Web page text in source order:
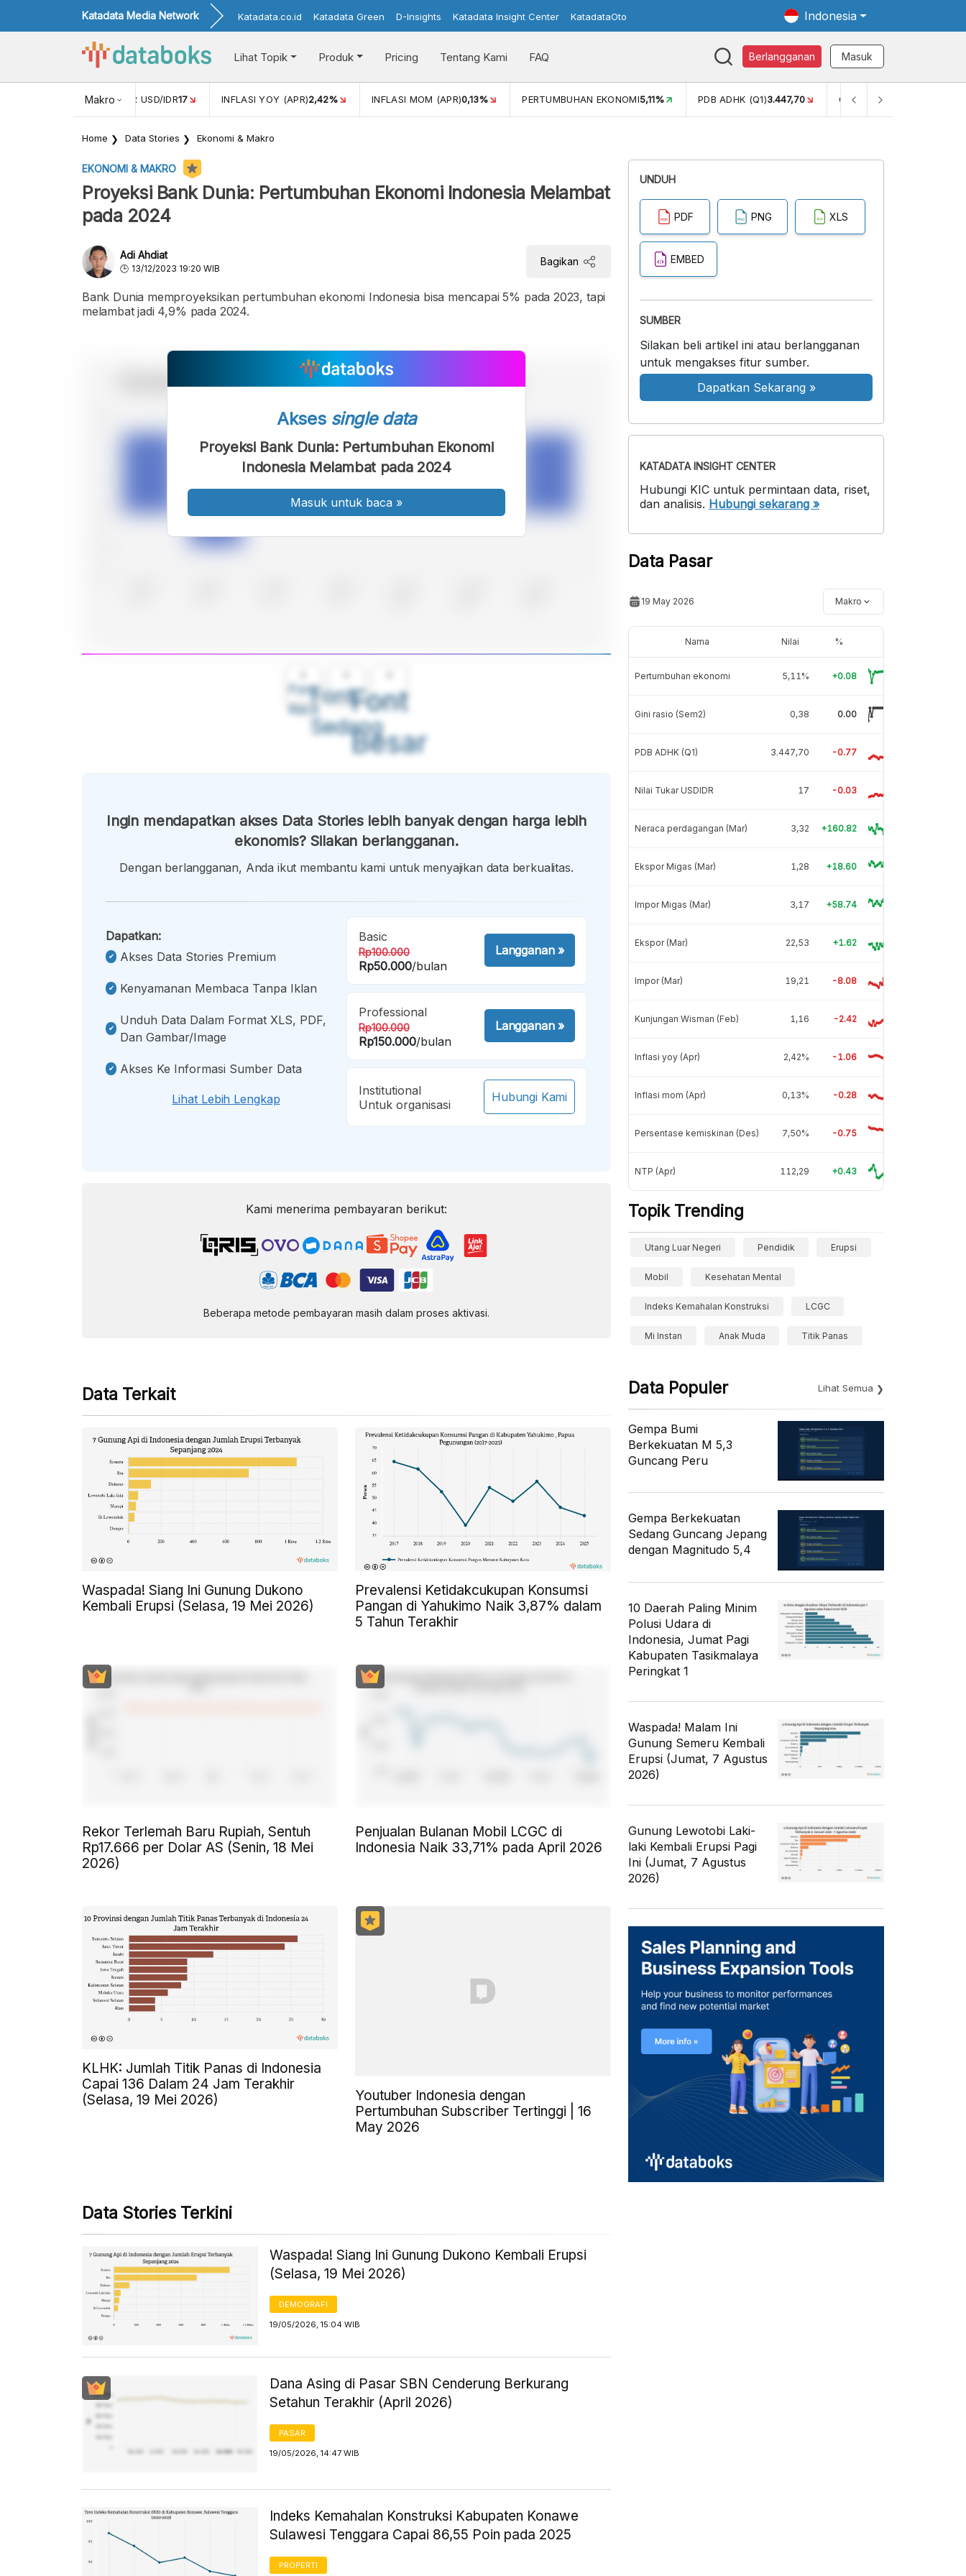
Katadata Media Network Katadata.co.id Katadata Green D-Insights Katadata Insight Center KatadataOto Indonesia
Lihat Topik Produk Pricing Tentang Kami FAQ Berlangganan Masuk
Makro
NILAI TUKAR USD/IDR17 INFLASI YOY (APR)2,42% INFLASI MOM (APR)0,13% PERTUMBUHAN EKONOMI5,11% PDB ADHK (Q1)3.447,70 GINI RASIO (SEM2)
Home Data Stories Ekonomi & Makro
EKONOMI & MAKRO
Proyeksi Bank Dunia: Pertumbuhan Ekonomi Indonesia Melambat
pada 2024
Adi Ahdiat
13/12/2023 19:20 WIB
Bagikan
Bank Dunia memproyeksikan pertumbuhan ekonomi Indonesia bisa mencapai 5% pada 2023, tapi
melambat jadi 4,9% pada 2024.
Font
Kecil
Font
Sedang
Font
Besar
Akses single data
Proyeksi Bank Dunia: Pertumbuhan Ekonomi
Indonesia Melambat pada 2024
Masuk untuk baca »
Ingin mendapatkan akses Data Stories lebih banyak dengan harga lebih
ekonomis? Silakan berlangganan.
Dengan berlangganan, Anda ikut membantu kami untuk menyajikan data berkualitas.
Dapatkan:
Akses Data Stories Premium
Kenyamanan Membaca Tanpa Iklan
Unduh Data Dalam Format XLS, PDF,
Dan Gambar/image
Akses Ke Informasi Sumber Data
Lihat Lebih Lengkap
Basic
Rp100.000
Rp50.000/bulan
Langganan»
Professional
Rp100.000
Rp150.000/bulan
Langganan»
Institutional
Untuk organisasi
Hubungi Kami
Kami menerima pembayaran berikut:
Beberapa metode pembayaran masih dalam proses aktivasi.
Data Terkait
Waspada! Siang Ini Gunung Dukono
Kembali Erupsi (Selasa, 19 Mei 2026)
Prevalensi Ketidakcukupan Konsumsi
Pangan di Yahukimo Naik 3,87% dalam
5 Tahun Terakhir
Rekor Terlemah Baru Rupiah, Sentuh
Rp17.666 per Dolar AS (Senin, 18 Mei
2026)
Penjualan Bulanan Mobil LCGC di
Indonesia Naik 33,71% pada April 2026
KLHK: Jumlah Titik Panas di Indonesia
Capai 136 Dalam 24 Jam Terakhir
(Selasa, 19 Mei 2026)
Youtuber Indonesia dengan
Pertumbuhan Subscriber Tertinggi | 16
May 2026
Data Stories Terkini
Waspada! Siang Ini Gunung Dukono Kembali Erupsi
(Selasa, 19 Mei 2026)
DEMOGRAFI
19/05/2026, 15:04 WIB
Dana Asing di Pasar SBN Cenderung Berkurang
Setahun Terakhir (April 2026)
PASAR
19/05/2026, 14:47 WIB
Indeks Kemahalan Konstruksi Kabupaten Konawe
Sulawesi Tenggara Capai 86,55 Poin pada 2025
PROPERTI
UNDUH
PDF PNG XLS
EMBED
SUMBER
Silakan beli artikel ini atau berlangganan
untuk mengakses fitur sumber.
Dapatkan Sekarang »
KATADATA INSIGHT CENTER
Hubungi KIC untuk permintaan data, riset,
dan analisis. Hubungi sekarang »
Data Pasar
19 May 2026 Makro
Nama Nilai %
Pertumbuhan ekonomi 5,11% +0.08
Gini rasio (Sem2) 0,38 0.00
PDB ADHK (Q1) 3.447,70 -0.77
Nilai Tukar USDIDR 17 -0.03
Neraca perdagangan (Mar) 3,32 +160.82
Ekspor Migas (Mar) 1,28 +18.60
Impor Migas (Mar) 3,17 +58.74
Ekspor (Mar) 22,53 +1.62
Impor (Mar) 19,21 -8.08
Kunjungan Wisman (Feb) 1,16 -2.42
Inflasi yoy (Apr) 2,42% -1.06
Inflasi mom (Apr) 0,13% -0.28
Persentase kemiskinan (Des) 7,50% -0.75
NTP (Apr) 112,29 +0.43
Topik Trending
Utang Luar Negeri Pendidik Erupsi
Mobil Kesehatan Mental
Indeks Kemahalan Konstruksi LCGC
Mi Instan Anak Muda Titik Panas
Data Populer Lihat Semua
Gempa Bumi
Berkekuatan M 5,3
Guncang Peru
Gempa Berkekuatan
Sedang Guncang Jepang
dengan Magnitudo 5,4
10 Daerah Paling Minim
Polusi Udara di
Indonesia, Jumat Pagi
Kabupaten Tasikmalaya
Peringkat 1
Waspada! Malam Ini
Gunung Semeru Kembali
Erupsi (Jumat, 7 Agustus
2026)
Gunung Lewotobi Laki-
laki Kembali Erupsi Pagi
Ini (Jumat, 7 Agustus
2026)